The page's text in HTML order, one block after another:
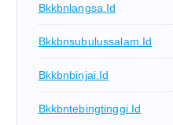
Bkkbnlangsa.id
Bkkbnsubulussalam.id
Bkkbnbinjai.id
Bkkbntebingtinggi.id